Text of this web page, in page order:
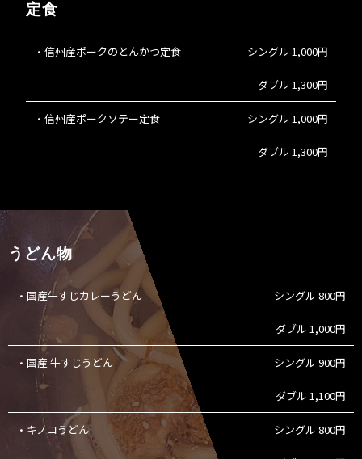
定食
・信州産ポークのとんかつ定食 シングル 1,000円
ダブル 1,300円
・信州産ポークソテー定食 シングル 1,000円
ダブル 1,300円
うどん物
・国産牛すじカレーうどん シングル 800円
ダブル 1,000円
・国産 牛すじうどん シングル 900円
ダブル 1,100円
・キノコうどん シングル 800円